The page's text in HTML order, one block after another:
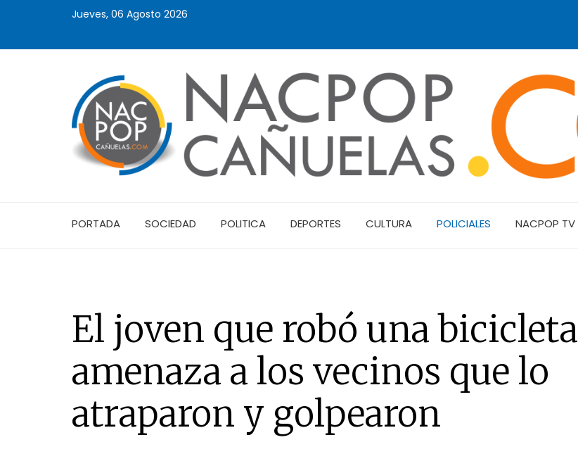
Jueves, 06 Agosto 2026
PORTADA SOCIEDAD POLITICA DEPORTES CULTURA POLICIALES NACPOP TV
El joven que robó una bicicleta
amenaza a los vecinos que lo
atraparon y golpearon